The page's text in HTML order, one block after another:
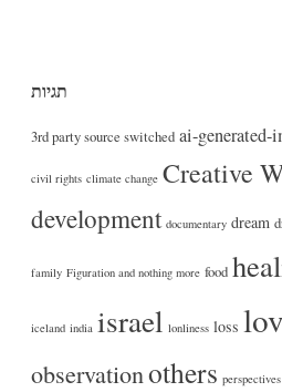
תגיות
3rd party source switched ai-generated-
civil rights climate change Creative
development documentary dream
family Figuration and nothing more food
iceland india israel lonliness loss
observationothers perspectives